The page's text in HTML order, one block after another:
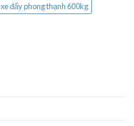
xe đẩy phong thạnh 600kg